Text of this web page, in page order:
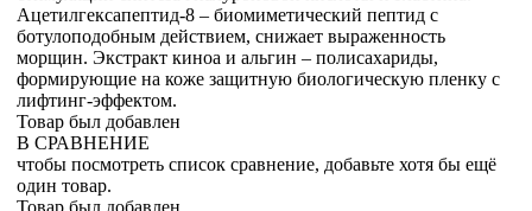
Ацетилгексапептид-8 – биомиметический пептид с
ботулоподобным действием, снижает выраженность
морщин. Экстракт киноа и альгин – полисахариды,
формирующие на коже защитную биологическую пленку с
лифтинг-эффектом.
Товар был добавлен
В СРАВНЕНИЕ
чтобы посмотреть список сравнение, добавьте хотя бы ещё
один товар.
Товар был добавлен